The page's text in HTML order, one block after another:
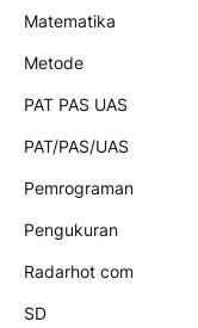
Matematika
Metode
PAT PAS UAS
PAT/PAS/UAS
Pemrograman
Pengukuran
Radarhot com
SD